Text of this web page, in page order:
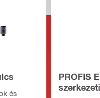
és
PROFIS